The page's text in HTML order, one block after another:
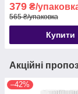
379 ₴/
565 ₴/упаковка
Купити
Акційні
–42%